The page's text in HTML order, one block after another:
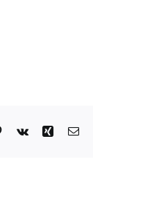
Pinterest
Vk Xing Email